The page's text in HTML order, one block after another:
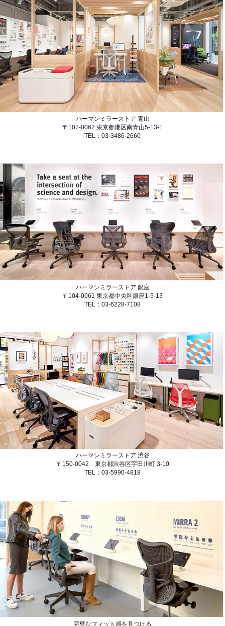
ハーマンミラーストア 丸の内
〒100-0005 東京都千代田区丸の内2-1-1
TEL：03-3201-1820
ハーマンミラーストア 青山
〒107-0062 東京都港区南青山5-13-1
TEL：03-3486-2660
ハーマンミラーストア 銀座